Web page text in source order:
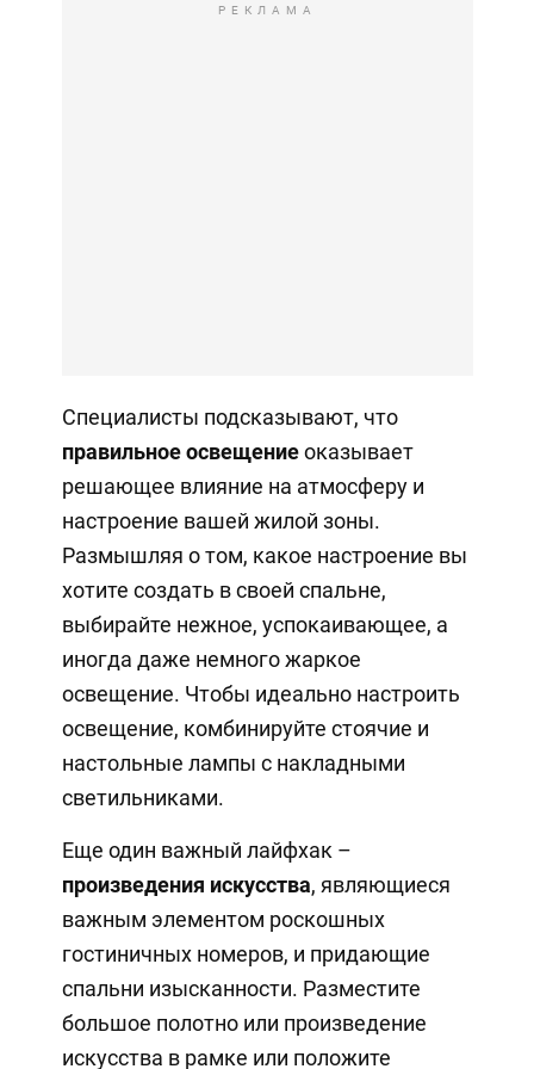
РЕКЛАМА
Специалисты подсказывают, что
правильное освещениеоказывает
решающее влияние на атмосферу и
настроение вашей жилой зоны.
Размышляя о том, какое настроение вы
хотите создать в своей спальне,
выбирайте нежное, успокаивающее, а
иногда даже немного жаркое
освещение. Чтобы идеально настроить
освещение, комбинируйте стоячие и
настольные лампы с накладными
светильниками.
Еще один важный лайфхак –
произведения искусства, являющиеся
важным элементом роскошных
гостиничных номеров, и придающие
спальни изысканности. Разместите
большое полотно или произведение
искусства в рамке или положите